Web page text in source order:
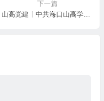
下一篇
山高党建丨中共海口山高学校党员参观海口反腐倡廉警示教育基地